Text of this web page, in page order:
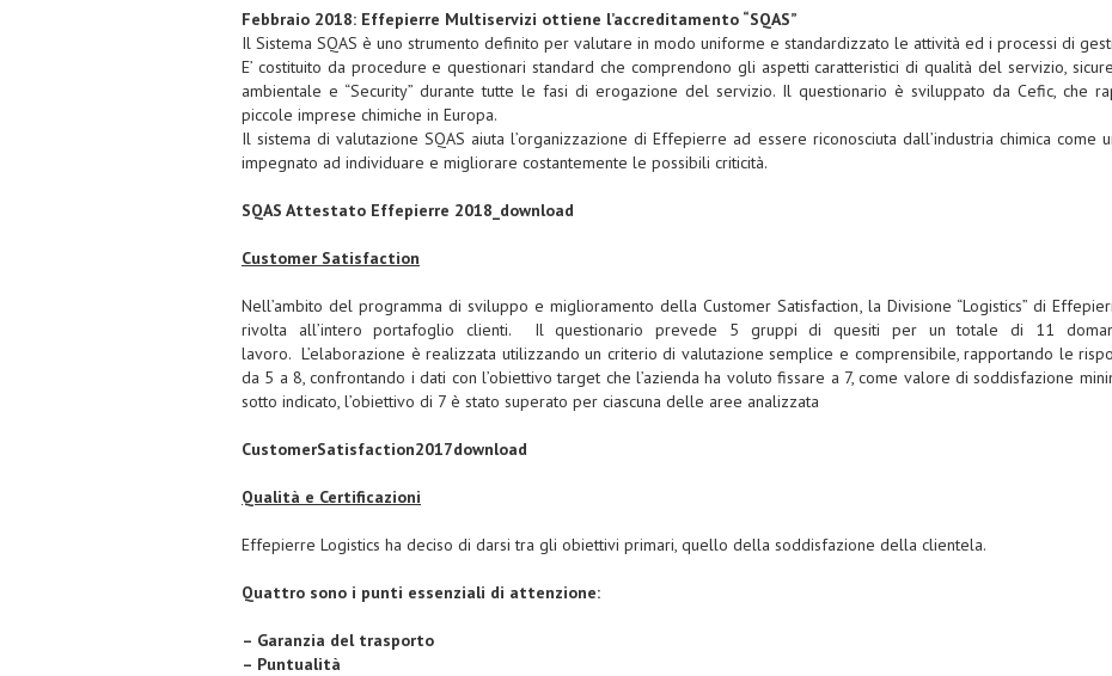
Febbraio 2018: Effepierre Multiservizi ottiene l’accreditamento “SQAS”
Il Sistema SQAS è uno strumento definito per valutare in modo uniforme e standardizzato le attività ed i processi di
E’ costituito da procedure e questionari standard che comprendono gli aspetti caratteristici di qualità del servizio,
ambientale e “Security” durante tutte le fasi di erogazione del servizio. Il questionario è sviluppato da Cefic, che
piccole imprese chimiche in Europa.
Il sistema di valutazione SQAS aiuta l’organizzazione di Effepierre ad essere riconosciuta dall’industria chimica
impegnato ad individuare e migliorare costantemente le possibili criticità.
SQAS Attestato Effepierre 2018_download
Customer Satisfaction
Nell’ambito del programma di sviluppo e miglioramento della Customer Satisfaction, la Divisione “Logistics” di
rivolta all’intero portafoglio clienti. Il questionario prevede 5 gruppi di quesiti per un totale di 11
lavoro. L’elaborazione è realizzata utilizzando un criterio di valutazione semplice e comprensibile, rapportando le
da 5 a 8, confrontando i dati con l’obiettivo target che l’azienda ha voluto fissare a 7, come valore di soddisfazione
sotto indicato, l’obiettivo di 7 è stato superato per ciascuna delle aree analizzata
CustomerSatisfaction2017download
Qualità e Certificazioni
Effepierre Logistics ha deciso di darsi tra gli obiettivi primari, quello della soddisfazione della clientela.
Quattro sono i punti essenziali di attenzione:
– Garanzia del trasporto
– Puntualità